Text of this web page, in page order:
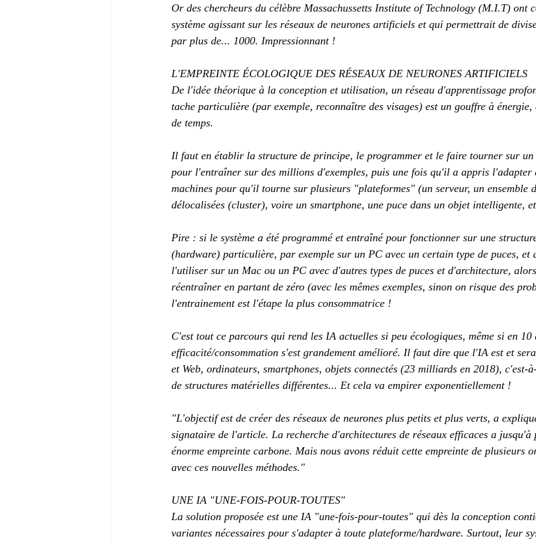
Or des chercheurs du célèbre Massachussetts Institute of Technology (M.I.T) ont
système agissant sur les réseaux de neurones artificiels et qui permettrait de
par plus de... 1000. Impressionnant !
L'EMPREINTE ÉCOLOGIQUE DES RÉSEAUX DE NEURONES ARTIFICIELS
De l'idée théorique à la conception et utilisation, un réseau d'apprentissage
tache particulière (par exemple, reconnaître des visages) est un gouffre à énergie,
de temps.
Il faut en établir la structure de principe, le programmer et le faire tourner sur un
pour l'entraîner sur des millions d'exemples, puis une fois qu'il a appris l'adapter
machines pour qu'il tourne sur plusieurs "plateformes" (un serveur, un ensemble
délocalisées (cluster), voire un smartphone, une puce dans un objet intelligente,
Pire : si le système a été programmé et entraîné pour fonctionner sur une
(hardware) particulière, par exemple sur un PC avec un certain type de puces, et
l'utiliser sur un Mac ou un PC avec d'autres types de puces et d'architecture,
réentraîner en partant de zéro (avec les mêmes exemples, sinon on risque des
l'entrainement est l'étape la plus consommatrice !
C'est tout ce parcours qui rend les IA actuelles si peu écologiques, même si en
efficacité/consommation s'est grandement amélioré. Il faut dire que l'IA est et
et Web, ordinateurs, smartphones, objets connectés (23 milliards en 2018), c'est-
de structures matérielles différentes... Et cela va empirer exponentiellement !
"L'objectif est de créer des réseaux de neurones plus petits et plus verts, a
signataire de l'article. La recherche d'architectures de réseaux efficaces a jusqu'à
énorme empreinte carbone. Mais nous avons réduit cette empreinte de plusieurs
avec ces nouvelles méthodes."
UNE IA "UNE-FOIS-POUR-TOUTES"
La solution proposée est une IA "une-fois-pour-toutes" qui dès la conception
variantes nécessaires pour s'adapter à toute plateforme/hardware. Surtout, leur